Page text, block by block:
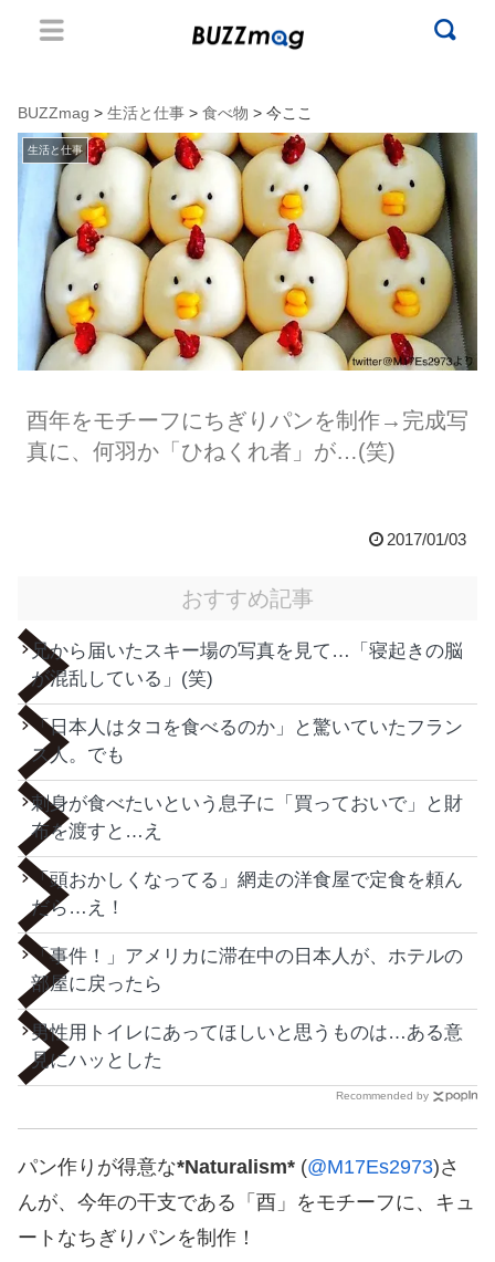
BUZZmag > 生活と仕事 > 食べ物 > 今ここ
生活と仕事
酉年をモチーフにちぎりパンを制作→完成写
真に、何羽か「ひねくれ者」が…(笑)
2017/01/03
おすすめ記事
兄から届いたスキー場の写真を見て…「寝起きの脳
が混乱している」(笑)
「日本人はタコを食べるのか」と驚いていたフラン
ス人。でも
刺身が食べたいという息子に「買っておいで」と財
布を渡すと…え
「頭おかしくなってる」網走の洋食屋で定食を頼ん
だら…え！
「事件！」アメリカに滞在中の日本人が、ホテルの
部屋に戻ったら
男性用トイレにあってほしいと思うものは…ある意
見にハッとした
Recommended by
パン作りが得意な*Naturalism* (@M17Es2973)さ
んが、今年の干支である「酉」をモチーフに、キュ
ートなちぎりパンを制作！